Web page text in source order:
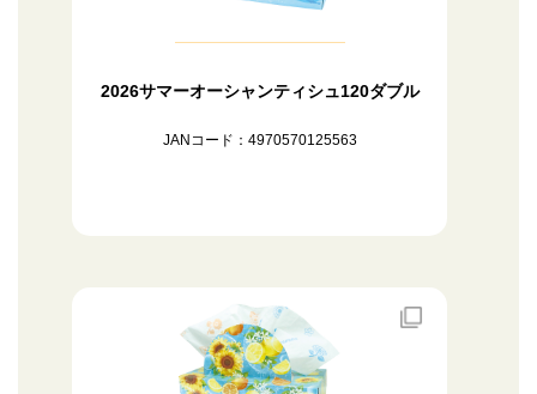
2026サマーオーシャンティシュ120ダブル
JANコード：4970570125563